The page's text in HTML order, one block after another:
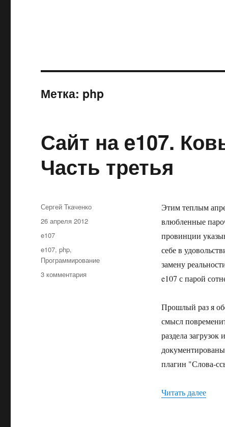
Метка: php
Сайт на e107.
Часть третья
Этим теплым
влюбленные
провинции
себе в
замену
e107 с парой
Прошлый раз я
смысл
раздела
плагин "Слова-
Читать далее
Автор
Сергей Ткаченко
Опубликовано
26 апреля 2012
Рубрики
e107
Метки
e107,php,
Программирование
3 комментария